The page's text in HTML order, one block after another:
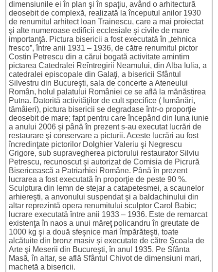
dimensiunile ei în plan şi în spaţiu, având o arhitectură
deosebit de complexă, realizată la începutul anilor 1930
de renumitul arhitect Ioan Trainescu, care a mai proiectat
şi alte numeroase edificii ecclesiale şi civile de mare
importanţă. Pictura bisericii a fost executată în „tehnica
fresco”, între anii 1931 – 1936, de către renumitul pictor
Costin Petrescu din a cărui bogată activitate amintim
pictarea Catedralei Reîntregirii Neamului, din Alba Iulia, a
catedralei episcopale din Galaţi, a bisericii Sfântul
Silvestru din Bucureşti, sala de concerte a Ateneului
Român, holul palatului României ce se află la mănăstirea
Putna. Datorită activităţilor de cult specifice ( lumânări,
tămâieri), pictura bisericii se degradase într-o proporţie
deosebit de mare; fapt pentru care începând din luna iunie
a anului 2006 şi până în prezent s-au executat lucrări de
restaurare şi conservare a picturii. Aceste lucrări au fost
încredinţate pictorilor Dolghier Valeriu şi Negrescu
Grigore, sub supravegherea pictorului restaurator Silviu
Petrescu, recunoscut şi autorizat de Comisia de Picrură
Bisericească a Patriarhiei Române. Până în prezent
lucrarea a fost executată în proporţie de peste 90 %.
Sculptura din lemn de stejar a catapetesmei, a scaunelor
arhiereşti, a anvonului suspendat şi a baldachinului din
altar reprezintă opera renumitului sculptor Carol Babic;
lucrare executată între anii 1933 – 1936. Este de remarcat
existenţa în naos a unui măreţ policandru în greutate de
1000 kg şi a două sfeşnice mari împărăteşti, toate
alcătuite din bronz masiv şi executate de către Şcoala de
Arte şi Meserii din Bucureşti, în anul 1935. Pe Sfânta
Masă, în altar, se află Sfântul Chivot de dimensiuni mari,
machetă a bisericii.